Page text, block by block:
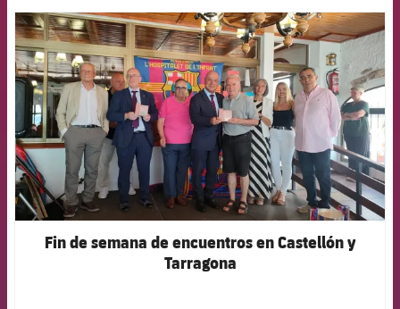
FCB Barcelona badge
Fin de semana de encuentros en Castellón y
Tarragona